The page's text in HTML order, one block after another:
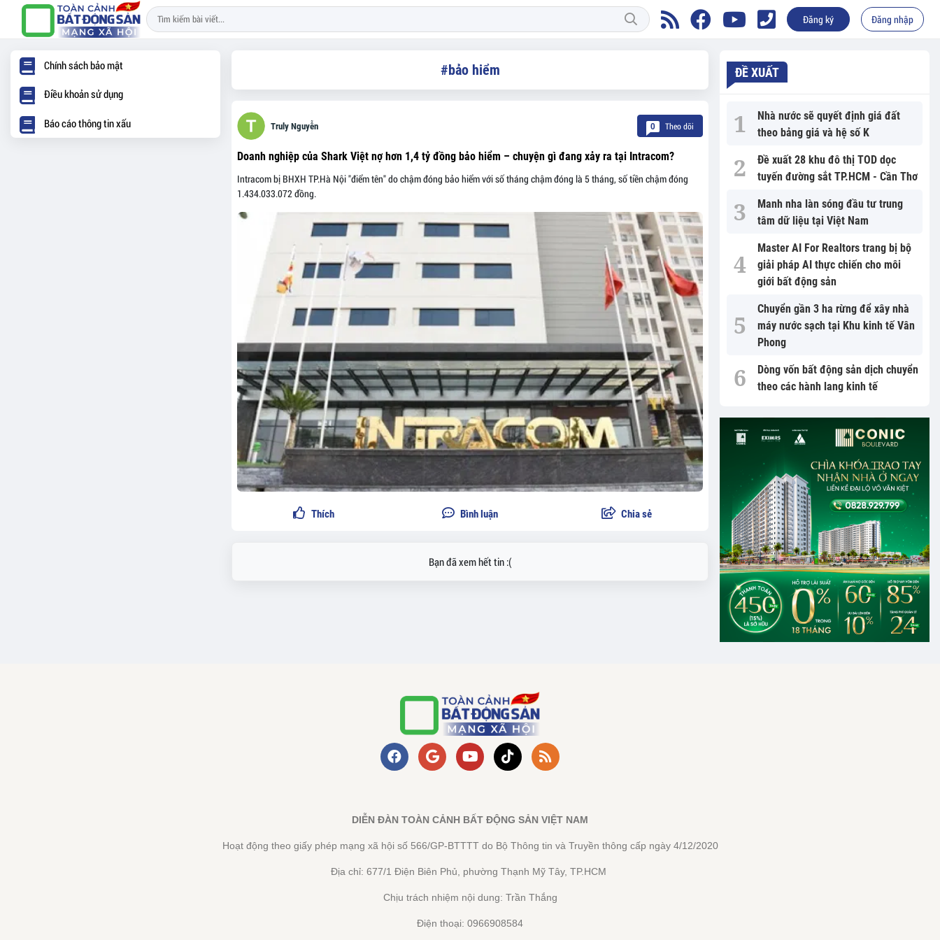
Đăng ký Đăng nhập
#bảo hiểm
Truly Nguyễn 0 Theo dõi
Doanh nghiệp của Shark Việt nợ hơn 1,4 tỷ đồng bảo hiểm – chuyện gì đang xảy ra tại Intracom?
Intracom bị BHXH TP.Hà Nội "điểm tên" do chậm đóng bảo hiểm với số tháng chậm đóng là 5 tháng, số tiền chậm đóng
1.434.033.072 đồng.
Thích Bình luận Chia sẻ
Bạn đã xem hết tin :(
Chính sách bảo mật
Điều khoản sử dụng
Báo cáo thông tin xấu
ĐỀ XUẤT
Nhà nước sẽ quyết định giá đất
theo bảng giá và hệ số K
Đề xuất 28 khu đô thị TOD dọc
tuyến đường sắt TP.HCM - Cần Thơ
Manh nha làn sóng đầu tư trung
tâm dữ liệu tại Việt Nam
Master AI For Realtors trang bị bộ
giải pháp AI thực chiến cho môi
giới bất động sản
Chuyển gần 3 ha rừng để xây nhà
máy nước sạch tại Khu kinh tế Vân
Phong
Dòng vốn bất động sản dịch chuyển
theo các hành lang kinh tế
DIỄN ĐÀN TOÀN CẢNH BẤT ĐỘNG SẢN VIỆT NAM
Hoạt động theo giấy phép mạng xã hội số 566/GP-BTTTT do Bộ Thông tin và Truyền thông cấp ngày 4/12/2020
Địa chỉ: 677/1 Điện Biên Phủ, phường Thạnh Mỹ Tây, TP.HCM
Chịu trách nhiệm nội dung: Trần Thắng
Điện thoại: 0966908584